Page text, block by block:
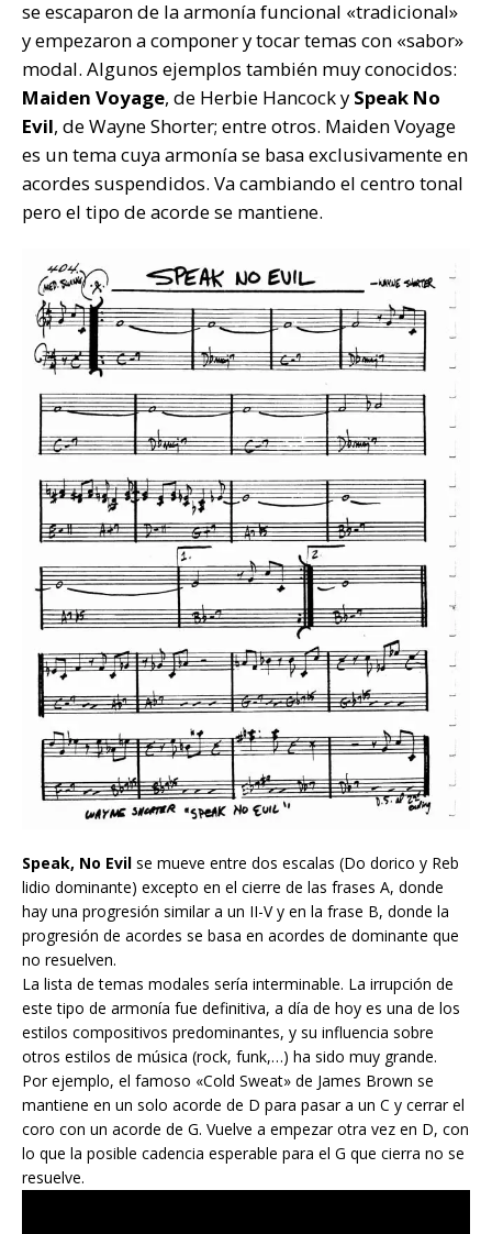
se escaparon de la armonía funcional «tradicional»
y empezaron a componer y tocar temas con «sabor»
modal. Algunos ejemplos también muy conocidos:
Maiden Voyage, de Herbie Hancock y Speak No
Evil, de Wayne Shorter; entre otros. Maiden Voyage
es un tema cuya armonía se basa exclusivamente en
acordes suspendidos. Va cambiando el centro tonal
pero el tipo de acorde se mantiene.
Speak, No Evil se mueve entre dos escalas (Do dorico y Reb
lidio dominante) excepto en el cierre de las frases A, donde
hay una progresión similar a un II-V y en la frase B, donde la
progresión de acordes se basa en acordes de dominante que
no resuelven.
La lista de temas modales sería interminable. La irrupción de
este tipo de armonía fue definitiva, a día de hoy es una de los
estilos compositivos predominantes, y su influencia sobre
otros estilos de música (rock, funk,…) ha sido muy grande.
Por ejemplo, el famoso «Cold Sweat» de James Brown se
mantiene en un solo acorde de D para pasar a un C y cerrar el
coro con un acorde de G. Vuelve a empezar otra vez en D, con
lo que la posible cadencia esperable para el G que cierra no se
resuelve.